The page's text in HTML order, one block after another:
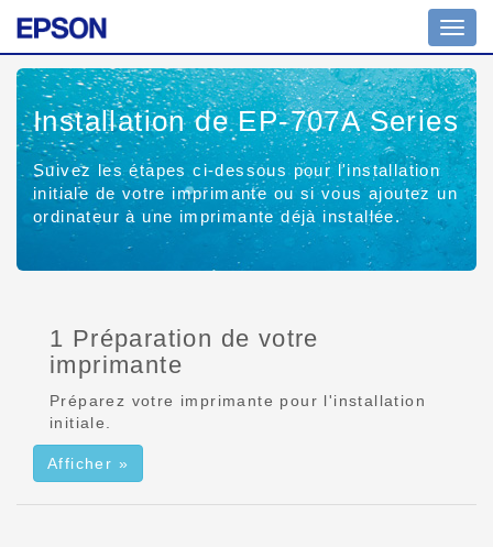
ou
la
Installation de EP-707A Series
Suivez les étapes ci-dessous pour l'installation
initiale de votre imprimante ou si vous ajoutez un
ordinateur à une imprimante déjà installée.
1 Préparation de votre
imprimante
Préparez votre imprimante pour l'installation
initiale.
Afficher »